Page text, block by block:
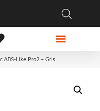
ABS-Like Pro2 – Gris